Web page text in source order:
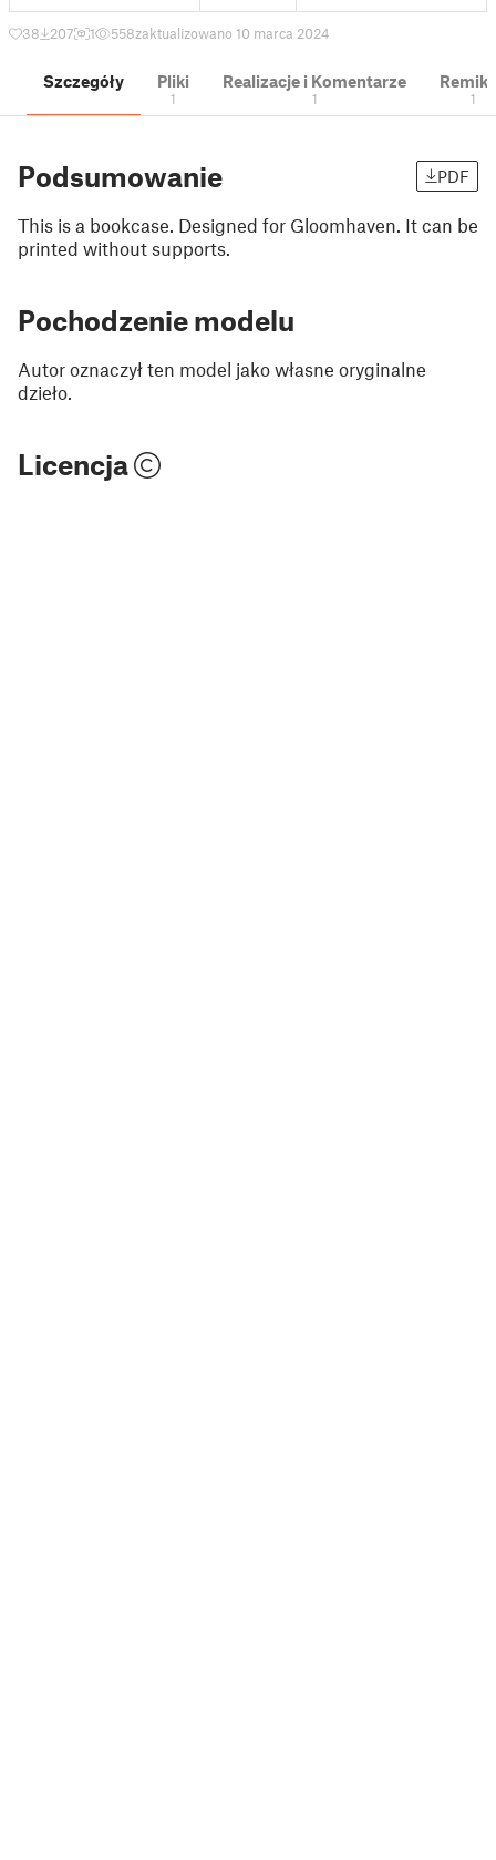
38 207 1 558zaktualizowano 10 marca 2024
Szczegóły Pliki
1
Realizacje i Komentarze
1 1
Podsumowanie PDF
This is a bookcase. Designed for Gloomhaven. It can be
printed without supports.
Pochodzenie modelu
Autor oznaczył ten model jako własne oryginalne
dzieło.
Licencja